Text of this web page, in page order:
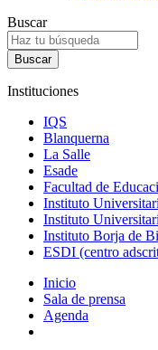
Buscar
Instituciones
IQS
Blanquerna
La Salle
Esade
Facultad de
Instituto
Instituto
Instituto Borja de
ESDI (centro
Inicio
Sala de prensa
Agenda